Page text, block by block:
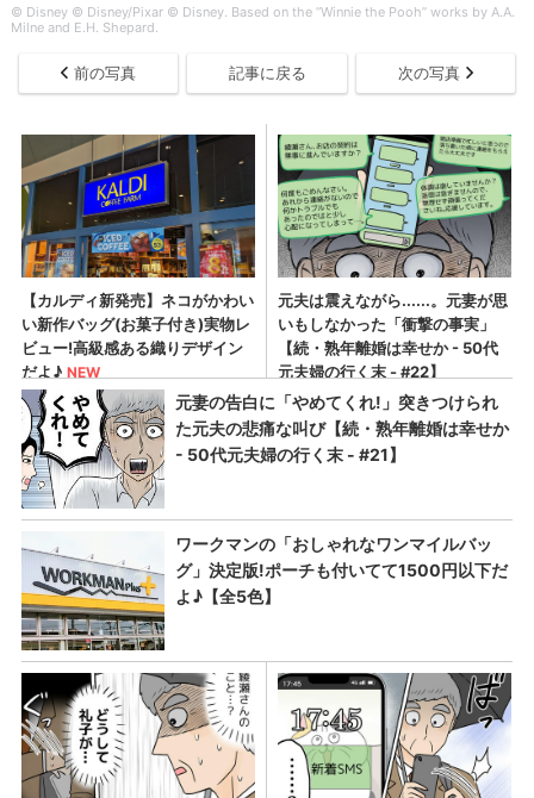
© Disney © Disney/Pixar © Disney. Based on the “Winnie the Pooh” works by A.A.
Milne and E.H. Shepard.
前の写真 記事に戻る 次の写真